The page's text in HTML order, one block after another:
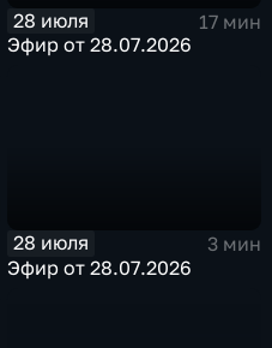
28 июля
17 мин
Эфир от 28.07.2026
28 июля
3 мин
Эфир от 28.07.2026